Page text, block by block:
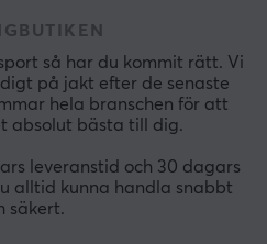
så har du kommit rätt. Vi
på jakt efter de senaste
hela branschen för att
absolut bästa till dig.
leveranstid och 30 dagars
alltid kunna handla snabbt
säkert.